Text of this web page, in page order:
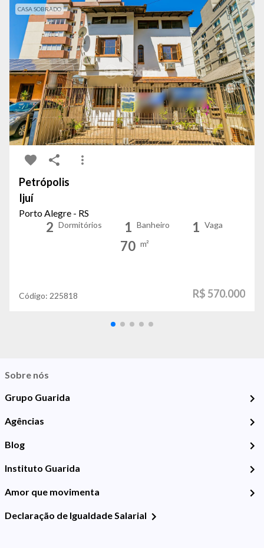
CASA SOBRADO
Petrópolis
Ijuí
Porto Alegre - RS
2 Dormitórios 1 Banheiro 1 Vaga
70 m²
Código: 225818 R$ 570.000
Sobre nós
Grupo Guarida
Agências
Blog
Instituto Guarida
Amor que movimenta
Declaração de Igualdade Salarial